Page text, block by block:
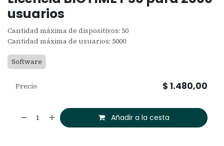
usuarios
Cantidad máxima de dispositivos: 50
Cantidad máxima de usuarios: 5000
Software
Añadir a la cesta
Precio $ 1.480,00